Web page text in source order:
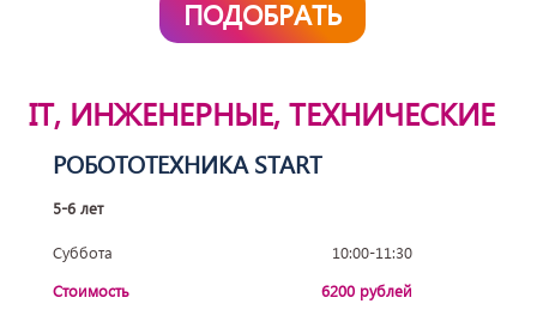
IT, ИНЖЕНЕРНЫЕ, ТЕХНИЧЕСКИЕ
РОБОТОТЕХНИКА START
5-6 лет
Суббота
10:00-11:30
Стоимость
6200 рублей